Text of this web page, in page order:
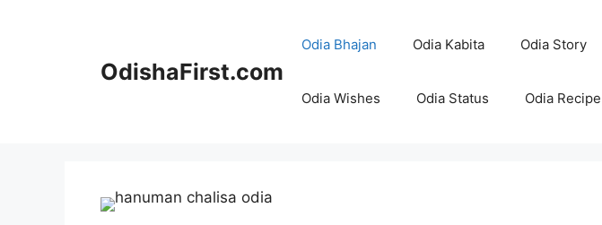
OdishaFirst.com
Odia Bhajan Odia Kabita Odia Story
Odia Wishes Odia Status Odia Recipe